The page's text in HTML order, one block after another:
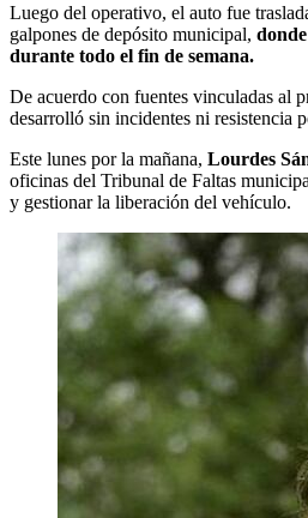
Luego del operativo, el auto fue
galpones de depósito municipal,
durante todo el fin de semana.
De acuerdo con fuentes vinculadas al
desarrolló sin incidentes ni resistencia
Este lunes por la mañana, Lourdes
oficinas del Tribunal de Faltas
y gestionar la liberación del vehículo.